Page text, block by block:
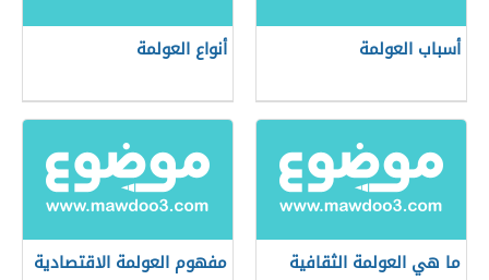
أسباب العولمة أنواع العولمة
ما هي العولمة الثقافية مفهوم العولمة الاقتصادية